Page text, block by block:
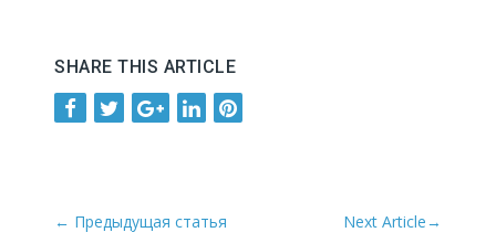
SHARE THIS ARTICLE
← Предыдущая статья Next Article→